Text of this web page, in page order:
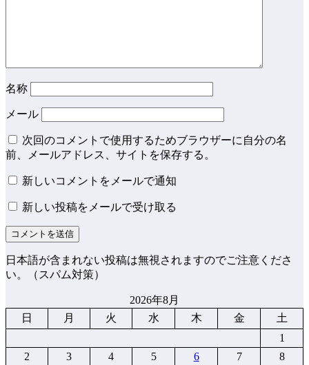
名称
メール
次回のコメントで使用するためブラウザーに自分の名
前、メールアドレス、サイトを保存する。
新しいコメントをメールで通知
新しい投稿をメールで受け取る
日本語が含まれない投稿は無視されますのでご注意くださ
い。（スパム対策）
2026年8月
日
月 火 水 木 金
土
1
2
3 4 5 6 7 8